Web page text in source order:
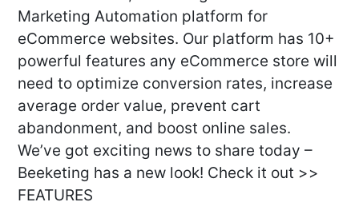
Marketing Automation platform for
eCommerce websites. Our platform has 10+
powerful features any eCommerce store will
need to optimize conversion rates, increase
average order value, prevent cart
abandonment, and boost online sales.
We’ve got exciting news to share today –
Beeketing has a new look! Check it out >>
FEATURES